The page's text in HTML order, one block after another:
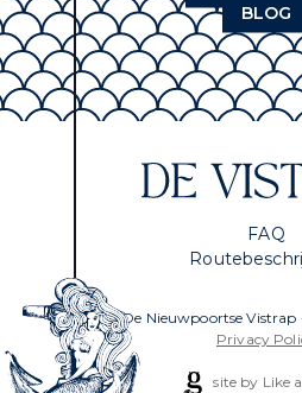
BLOG
FAQ
© De Nieuwpoortse Vistrap
Privacy
site by Like